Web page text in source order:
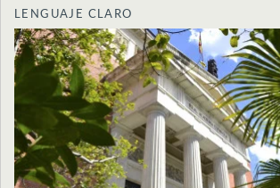
LENGUAJE CLARO